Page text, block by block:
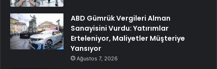
ABD Gümrük Vergileri Alman
Sanayisini Vurdu: Yatırımlar
Erteleniyor, Maliyetler Müşteriye
Yansıyor
Ağustos 7, 2026